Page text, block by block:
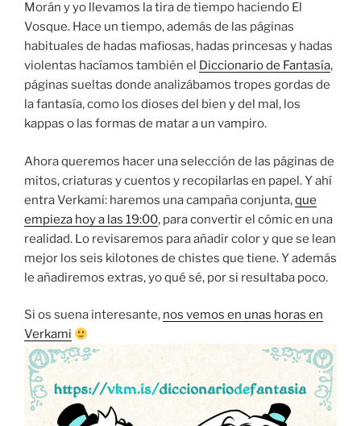
Morán y yo llevamos la tira de tiempo haciendo El
Vosque. Hace un tiempo, además de las páginas
habituales de hadas mafiosas, hadas princesas y hadas
violentas hacíamos también el
Diccionario de Fantasía,
páginas sueltas donde analizábamos tropes gordas de
la fantasía, como los dioses del bien y del mal, los
kappas o las formas de matar a un vampiro.
Ahora queremos hacer una selección de las páginas de
mitos, criaturas y cuentos y recopilarlas en papel. Y ahí
entra Verkami: haremos una campaña conjunta,que
empieza hoy a las 19:00, para convertir el cómic en una
realidad. Lo revisaremos para añadir color y que se lean
mejor los seis kilotones de chistes que tiene. Y además
le añadiremos extras, yo qué sé, por si resultaba poco.
Si os suena interesante, nos vemos en unas horas en
Verkami